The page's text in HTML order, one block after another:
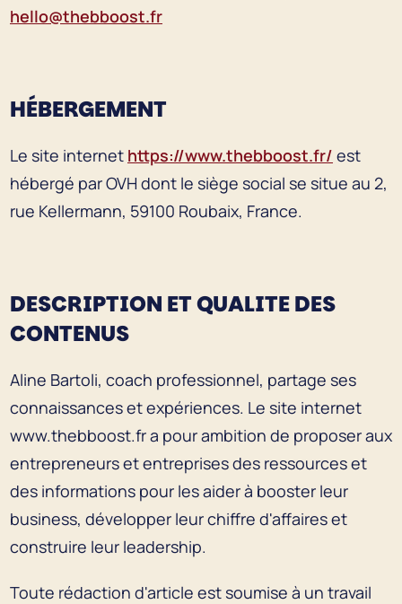
hello@thebboost.fr
HÉBERGEMENT
Le site internet https://www.thebboost.fr/ est
hébergé par OVH dont le siège social se situe au 2,
rue Kellermann, 59100 Roubaix, France.
DESCRIPTION ET QUALITE DES
CONTENUS
Aline Bartoli, coach professionnel, partage ses
connaissances et expériences. Le site internet
www.thebboost.fr a pour ambition de proposer aux
entrepreneurs et entreprises des ressources et
des informations pour les aider à booster leur
business, développer leur chiffre d'affaires et
construire leur leadership.
Toute rédaction d'article est soumise à un travail